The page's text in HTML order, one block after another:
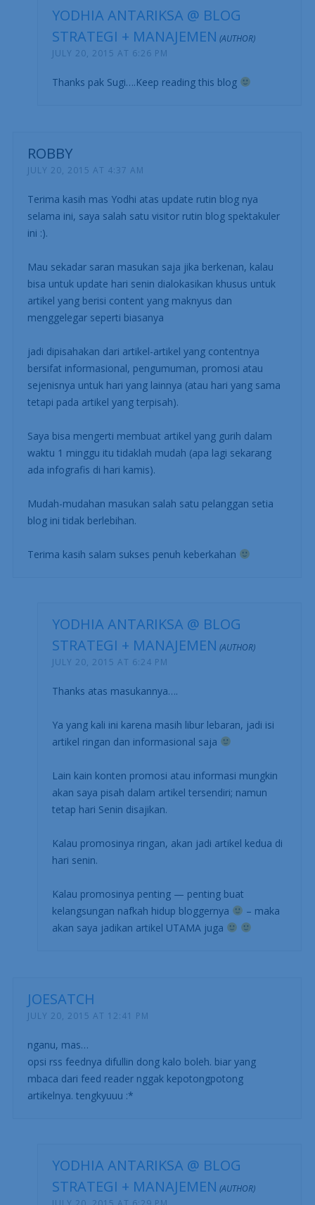
YODHIA ANTARIKSA @ BLOG
STRATEGI + MANAJEMEN
JULY 20, 2015 AT 6:26 PM
Thanks pak Sugi….Keep reading this blog
ROBBY
JULY 20, 2015 AT 4:37 AM
Terima kasih mas Yodhi atas update rutin blog nya
selama ini, saya salah satu visitor rutin blog spektakuler
ini :).
Mau sekadar saran masukan saja jika berkenan, kalau
bisa untuk update hari senin dialokasikan khusus untuk
artikel yang berisi content yang maknyus dan
menggelegar seperti biasanya
jadi dipisahakan dari artikel-artikel yang contentnya
bersifat informasional, pengumuman, promosi atau
sejenisnya untuk hari yang lainnya (atau hari yang sama
tetapi pada artikel yang terpisah).
Saya bisa mengerti membuat artikel yang gurih dalam
waktu 1 minggu itu tidaklah mudah (apa lagi sekarang
ada infografis di hari kamis).
Mudah-mudahan masukan salah satu pelanggan setia
blog ini tidak berlebihan.
Terima kasih salam sukses penuh keberkahan
YODHIA ANTARIKSA @ BLOG
STRATEGI + MANAJEMEN
JULY 20, 2015 AT 6:24 PM
Thanks atas masukannya….
Ya yang kali ini karena masih libur lebaran, jadi isi
artikel ringan dan informasional saja
Lain kain konten promosi atau informasi mungkin
akan saya pisah dalam artikel tersendiri; namun
tetap hari Senin disajikan.
Kalau promosinya ringan, akan jadi artikel kedua di
hari senin.
Kalau promosinya penting — penting buat
kelangsungan nafkah hidup bloggernya
– maka
akan saya jadikan artikel UTAMA juga
JOESATCH
JULY 20, 2015 AT 12:41 PM
nganu, mas…
opsi rss feednya difullin dong kalo boleh. biar yang
mbaca dari feed reader nggak kepotongpotong
artikelnya. tengkyuuu :*
YODHIA ANTARIKSA @ BLOG
STRATEGI + MANAJEMEN